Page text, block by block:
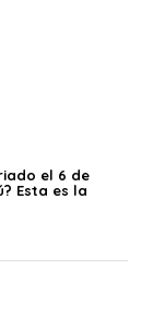
el 6 de
Esta es la